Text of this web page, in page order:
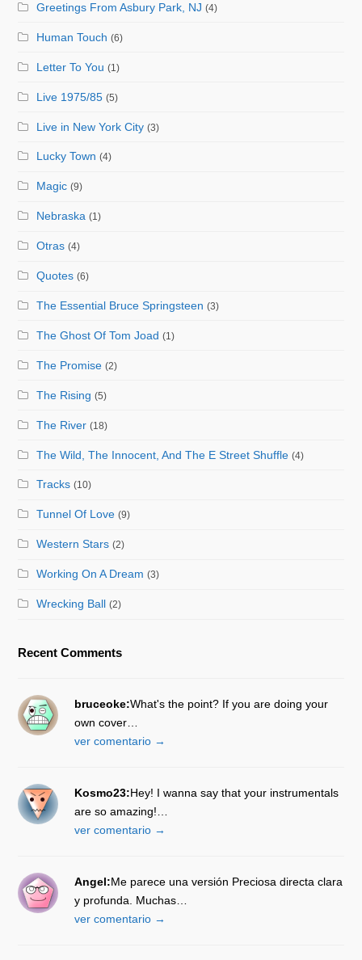
Greetings From Asbury Park, NJ (4)
Human Touch (6)
Letter To You (1)
Live 1975/85 (5)
Live in New York City (3)
Lucky Town (4)
Magic (9)
Nebraska (1)
Otras (4)
Quotes (6)
The Essential Bruce Springsteen (3)
The Ghost Of Tom Joad (1)
The Promise (2)
The Rising (5)
The River (18)
The Wild, The Innocent, And The E Street Shuffle (4)
Tracks (10)
Tunnel Of Love (9)
Western Stars (2)
Working On A Dream (3)
Wrecking Ball (2)
Recent Comments
bruceoke:What's the point? If you are doing your
own cover…
ver comentario →
Kosmo23:Hey! I wanna say that your instrumentals
are so amazing!…
ver comentario →
Angel:Me parece una versión Preciosa directa clara
y profunda. Muchas…
ver comentario →